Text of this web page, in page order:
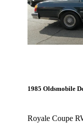
1985 Oldsmobile
Royale Coupe